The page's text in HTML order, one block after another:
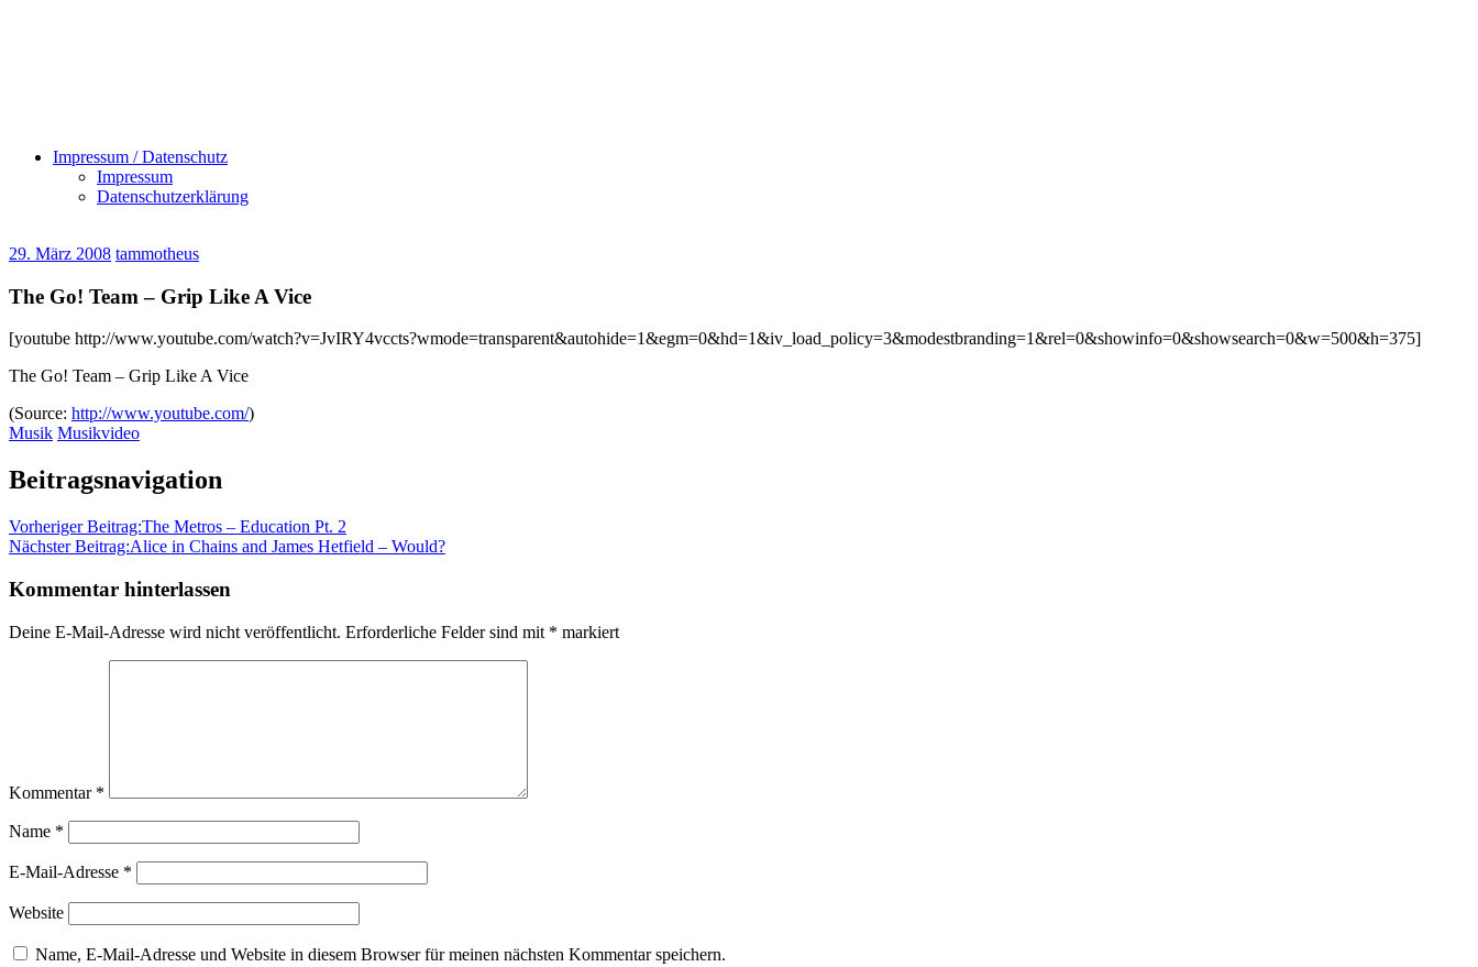
Impressum / Datenschutz
Impressum
Datenschutzerklärung
29. März 2008 tammotheus
The Go! Team – Grip Like A Vice
[youtube http://www.youtube.com/watch?v=JvIRY4vccts?wmode=transparent&autohide=1&egm=0&hd=1&iv_load_policy=3&modestbranding=1&rel=0&showinfo=0&showsearch=0&w=500&h=375]
The Go! Team – Grip Like A Vice
(Source: http://www.youtube.com/)
Musik Musikvideo
Beitragsnavigation
Vorheriger Beitrag:The Metros – Education Pt. 2
Nächster Beitrag:Alice in Chains and James Hetfield – Would?
Kommentar hinterlassen
Deine E-Mail-Adresse wird nicht veröffentlicht. Erforderliche Felder sind mit * markiert
Kommentar *
Name *
E-Mail-Adresse *
Website
Name, E-Mail-Adresse und Website in diesem Browser für meinen nächsten Kommentar speichern.